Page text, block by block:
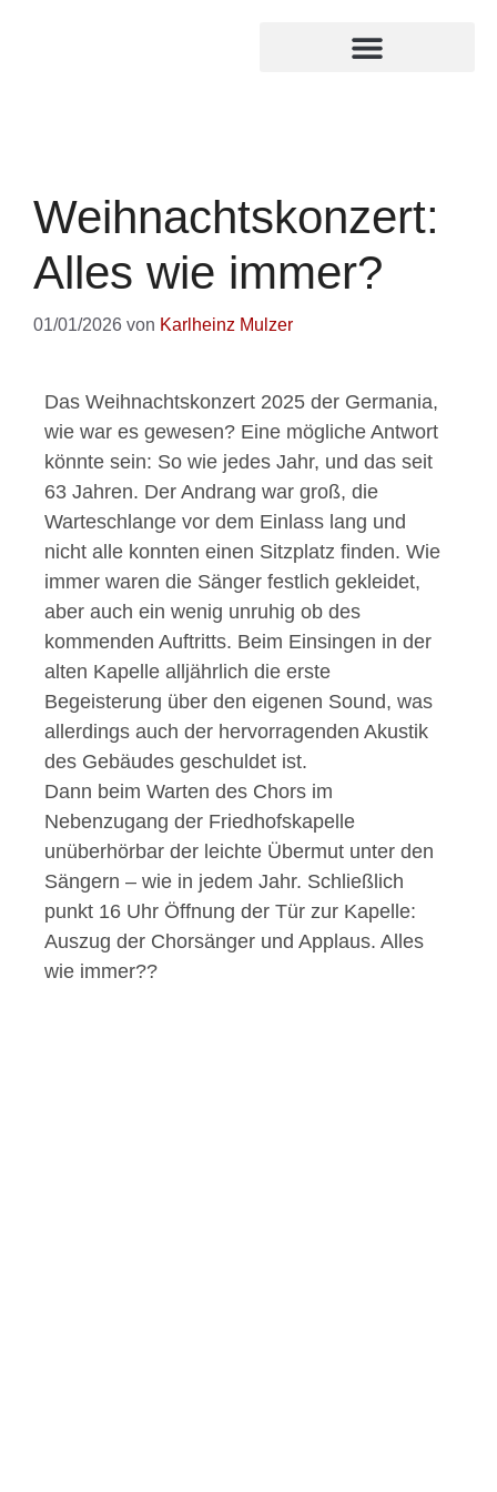
Weihnachtskonzert:
Alles wie immer?
01/01/2026 von Karlheinz Mulzer
Das Weihnachtskonzert 2025 der Germania,
wie war es gewesen? Eine mögliche Antwort
könnte sein: So wie jedes Jahr, und das seit
63 Jahren. Der Andrang war groß, die
Warteschlange vor dem Einlass lang und
nicht alle konnten einen Sitzplatz finden. Wie
immer waren die Sänger festlich gekleidet,
aber auch ein wenig unruhig ob des
kommenden Auftritts. Beim Einsingen in der
alten Kapelle alljährlich die erste
Begeisterung über den eigenen Sound, was
allerdings auch der hervorragenden Akustik
des Gebäudes geschuldet ist.
Dann beim Warten des Chors im
Nebenzugang der Friedhofskapelle
unüberhörbar der leichte Übermut unter den
Sängern – wie in jedem Jahr. Schließlich
punkt 16 Uhr Öffnung der Tür zur Kapelle:
Auszug der Chorsänger und Applaus. Alles
wie immer??